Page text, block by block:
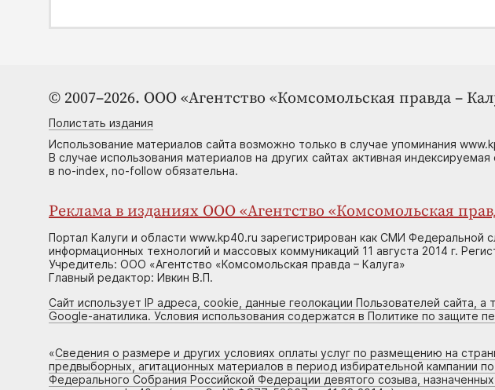
© 2007–2026. ООО «Агентство «Комсомольская правда –
Полистать издания
Использование материалов сайта возможно только в случае упоминания
В случае использования материалов на других сайтах активная
в no-index, no-follow обязательна.
Реклама в изданиях ООО «Агентство «Комсомольская
Портал Калуги и области www.kp40.ru зарегистрирован как СМИ Федеральной
информационных технологий и массовых коммуникаций 11 августа 2014 г.
Учредитель: ООО «Агентство «Комсомольская правда – Калуга»
Главный редактор: Ивкин В.П.
Сайт использует IP адреса, cookie, данные геолокации Пользователей сайта,
Google-анатилика. Условия использования содержатся в Политике по защите
«Сведения о размере и других условиях оплаты услуг по размещению на
предвыборных, агитационных материалов в период избирательной кампании
Федерального Собрания Российской Федерации девятого созыва,